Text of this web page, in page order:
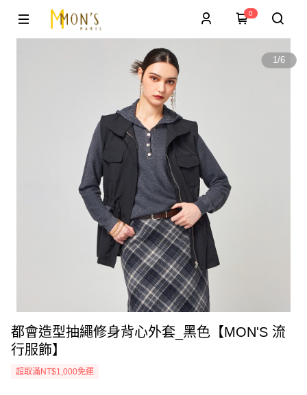
0
1/6
都會造型抽繩修身背心外套_黑色【MON'S 流
行服飾】
超取滿NT$1,000免運